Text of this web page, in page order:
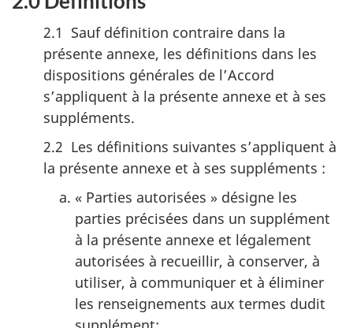
2.1 Sauf définition contraire dans la
présente annexe, les définitions dans les
dispositions générales de l’Accord
s’appliquent à la présente annexe et à ses
suppléments.
2.2 Les définitions suivantes s’appliquent à
la présente annexe et à ses suppléments :
« Parties autorisées » désigne les
parties précisées dans un supplément
à la présente annexe et légalement
autorisées à recueillir, à conserver, à
utiliser, à communiquer et à éliminer
les renseignements aux termes dudit